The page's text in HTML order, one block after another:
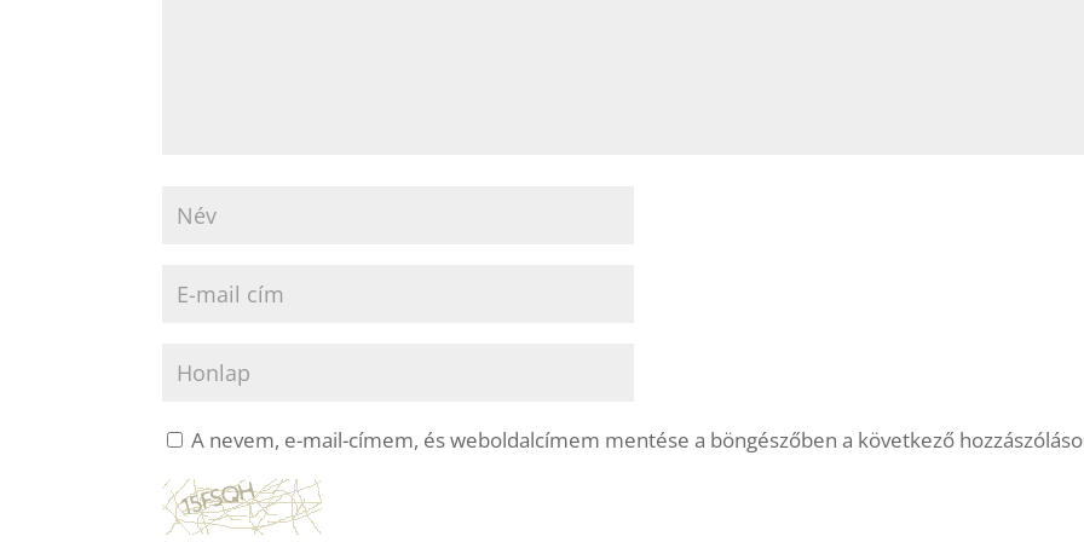
A nevem, e-mail-címem, és weboldalcímem mentése a böngészőben a következő